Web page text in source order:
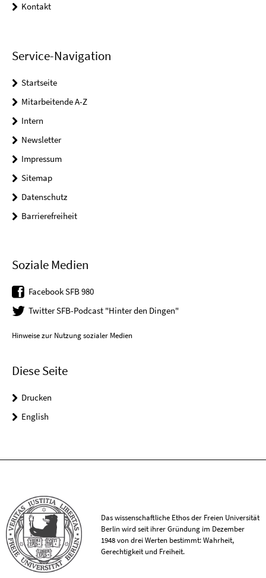
Kontakt
Service-Navigation
Startseite
Mitarbeitende A-Z
Intern
Newsletter
Impressum
Sitemap
Datenschutz
Barrierefreiheit
Soziale Medien
Facebook SFB 980
Twitter SFB-Podcast "Hinter den Dingen"
Hinweise zur Nutzung sozialer Medien
Diese Seite
Drucken
English
Das wissenschaftliche Ethos der Freien Universität
Berlin wird seit ihrer Gründung im Dezember
1948 von drei Werten bestimmt: Wahrheit,
Gerechtigkeit und Freiheit.